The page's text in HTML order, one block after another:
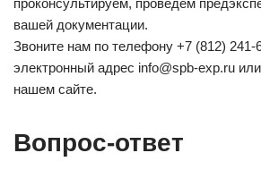
вашей документации.
Звоните нам по телефону +7 (812) 241-
электронный адрес info@spb-exp.ru
нашем сайте.
Вопрос-ответ